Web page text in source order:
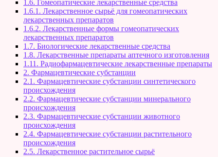
1.6. Гомеопатические лекарственные средства
1.6.1. Лекарственное сырьё для гомеопатических
лекарственных препаратов
1.6.2. Лекарственные формы гомеопатических
лекарственных препаратов
1.7. Биологические лекарственные средства
1.8. Лекарственные препараты аптечного изготовления
1.11. Радиофармацевтические лекарственные препараты
2. Фармацевтические субстанции
2.1. Фармацевтические субстанции синтетического
происхождения
2.2. Фармацевтические субстанции минерального
происхождения
2.3. Фармацевтические субстанции животного
происхождения
2.4. Фармацевтические субстанции растительного
происхождения
2.5. Лекарственное растительное сырьё